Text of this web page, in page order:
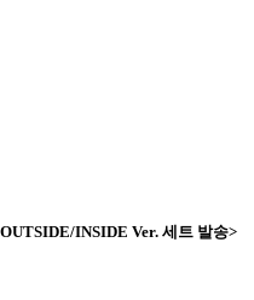
INSIDE Ver. 세트 발송>